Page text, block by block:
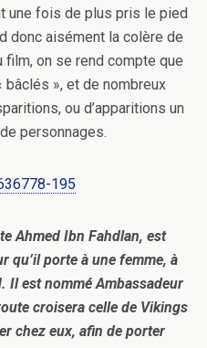
une fois de plus pris le pied
donc aisément la colère de
film, on se rend compte que
», et de nombreux
ou d’apparitions un
personnages.
Ahmed Ibn Fahdlan, est
qu’il porte à une femme, à
Il est nommé Ambassadeur
croisera celle de Vikings
chez eux, afin de porter